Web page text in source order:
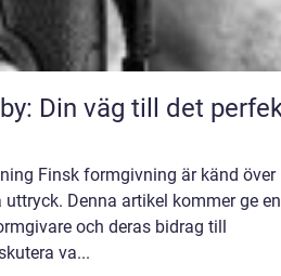
Din väg till det
Finsk formgivning är känd över
Denna artikel kommer ge en
och deras bidrag till
va...